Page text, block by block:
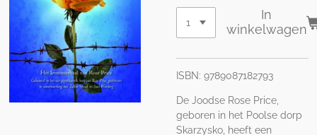
In
winkelwagen
ISBN: 9789087182793
De Joodse Rose Price,
geboren in het Poolse dorp
Skarzysko, heeft een